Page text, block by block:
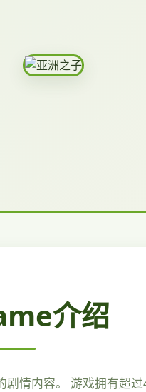
介绍
情内容。 游戏拥有超